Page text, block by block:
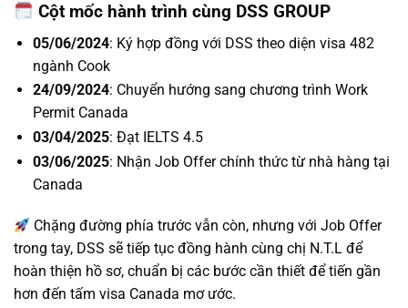
Cột mốc hành trình cùng DSS GROUP
05/06/2024: Ký hợp đồng với DSS theo diện visa 482
ngành Cook
24/09/2024: Chuyển hướng sang chương trình Work
Permit Canada
03/04/2025: Đạt IELTS 4.5
03/06/2025: Nhận Job Offer chính thức từ nhà hàng tại
Canada
Chặng đường phía trước vẫn còn, nhưng với Job Offer
trong tay, DSS sẽ tiếp tục đồng hành cùng chị N.T.L để
hoàn thiện hồ sơ, chuẩn bị các bước cần thiết để tiến gần
hơn đến tấm visa Canada mơ ước.